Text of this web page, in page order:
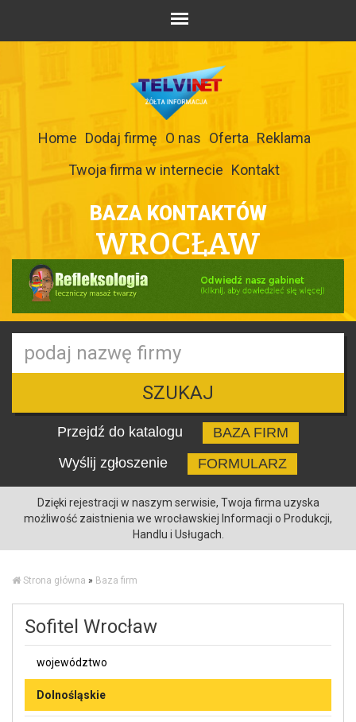
Home Dodaj firmę O nas Oferta Reklama
Twoja firma w internecie Kontakt
BAZA KONTAKTÓW
WROCŁAW
SZUKAJ
Przejdź do katalogu
BAZA FIRM
Wyślij zgłoszenie
FORMULARZ
Dzięki rejestracji w naszym serwisie, Twoja firma uzyska
możliwość zaistnienia we wrocławskiej Informacji o Produkcji,
Handlu i Usługach.
Strona główna » Baza firm
Sofitel Wrocław
województwo
Dolnośląskie